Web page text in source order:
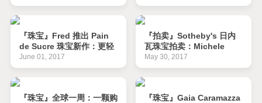
成交；巴西发现272公斤巨
型祖母绿晶簇
勋章珠宝展
『珠宝』Fred 推出 Pain
de Sucre 珠宝新作：更轻
盈的戒面
June 01, 2017
『拍卖』Sotheby's 日内
瓦珠宝拍卖：Michele
della Valle 作品专场
May 30, 2017
『珠宝』全球一周：一颗购
『珠宝』Gaia Caramazza